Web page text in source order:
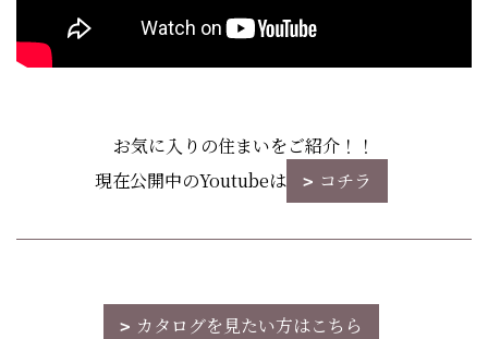
お気に入りの住まいをご紹介！！
現在公開中のYoutubeは
コチラ
カタログを見たい方はこちら